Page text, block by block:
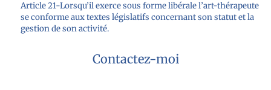
Article 21-Lorsqu’il exerce sous forme libérale l’art-thérapeute
se conforme aux textes législatifs concernant son statut et la
gestion de son activité.
Contactez-moi